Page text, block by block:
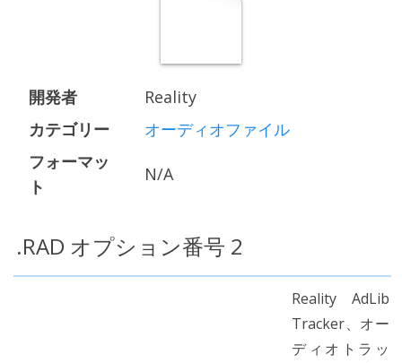
開発者
Reality
カテゴリー
オーディオファイル
フォーマッ
ト
N/A
.RAD オプション番号 2
Reality AdLib
Tracker、オー
ディオトラッ